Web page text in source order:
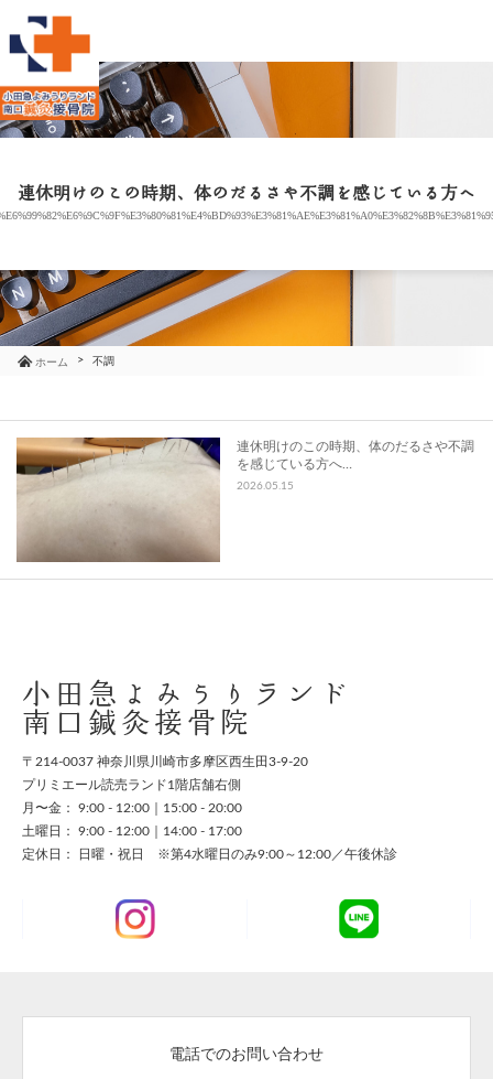
連休明けのこの時期、体のだるさや不調を感じている方へ
ホーム 不調
連休明けのこの時期、体のだるさや不調
を感じている方へ…
2026.05.15
小田急よみうりランド
南口鍼灸接骨院
〒214-0037 神奈川県川崎市多摩区西生田3-9-20
プリミエール読売ランド1階店舗右側
月〜金： 9:00 - 12:00｜15:00 - 20:00
土曜日： 9:00 - 12:00｜14:00 - 17:00
定休日： 日曜・祝日 ※第4水曜日のみ9:00～12:00／午後休診
電話でのお問い合わせ
当院のご紹介
お知らせ
ブログ
コラム
アクセス
スタッフ募集